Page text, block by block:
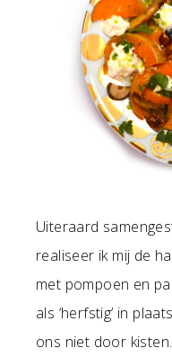
Uiteraard
realiseer ik mij de
met pompoen en
als ‘herfstig’ in
ons niet door